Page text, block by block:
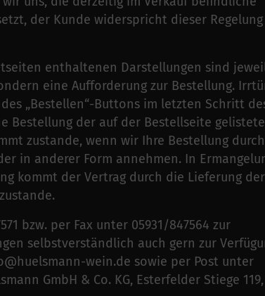
der Kunde widerspricht dieser Regelung
enthaltenen Darstellungen sind
eine Aufforderung zur Bestellung.
„Bestellen“-Buttons im letzten Schritt
Bestellung der auf der Bestellseite
zustande, wenn wir Ihre Bestellung durch
in anderer Form annehmen. In
kommt der Vertrag durch die Lieferung der
bzw. per Fax unter 05931/847564 zur
selbstverständlich auch gern zur
wein.de sowie per Post unter
GmbH & Co. KG, Esterfelder Stiege 119,